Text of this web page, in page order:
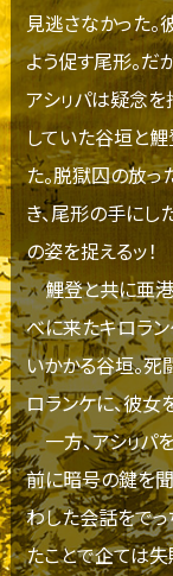
見逃さなかった。
よう促す尾形。だ
アシㇼパは疑念を
していた谷垣と
た。脱獄囚の放
き、尾形の手にし
の姿を捉えるッ！
鯉登と共に亜港
べに来たキロラ
いかかる谷垣。死
ロランケに、彼女
一方、アシㇼパ
前に暗号の鍵を
わした会話をで
たことで企ては